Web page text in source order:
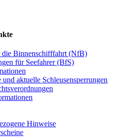
die Binnenschifffahrt (NfB)
für Seefahrer (BfS)
aktuelle Schleusensperrungen
Hinweise